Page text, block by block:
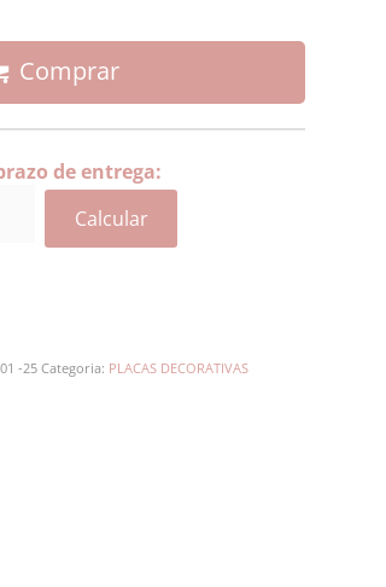
Comprar
de entrega:
Calcular
-25 Categoria: PLACAS DECORATIVAS